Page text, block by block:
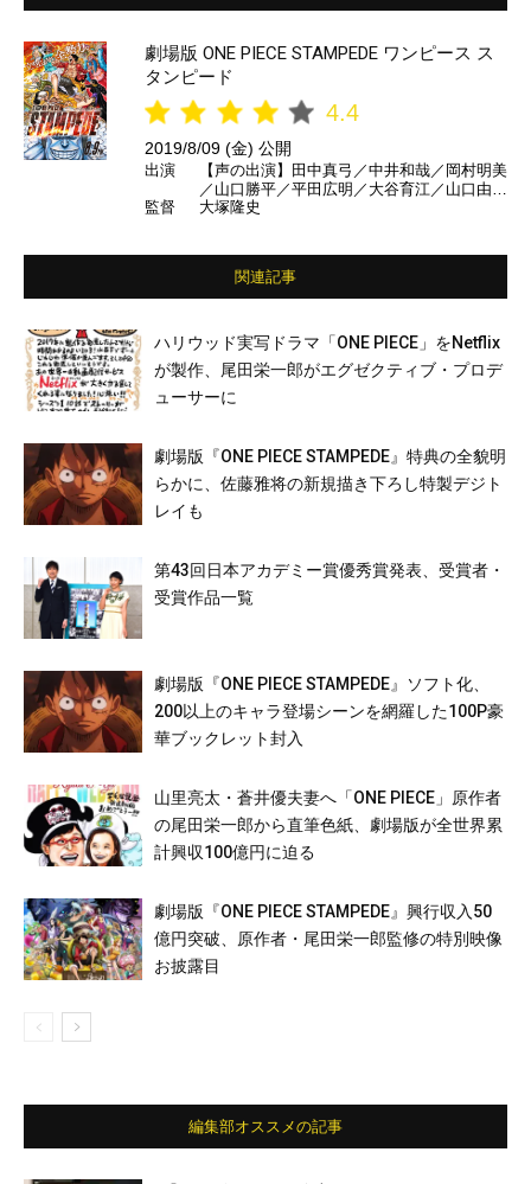
劇場版 ONE PIECE STAMPEDE ワンピース ス
タンピード
4.4
2019/8/09 (金) 公開
出演
【声の出演】田中真弓／中井和哉／岡村明美
／山口勝平／平田広明／大谷育江／山口由里
子／矢尾一樹／チョー／磯部勉／ユースケ・
／ぺけたん／ダーマ／ザカオ／ロン・モンロ
監督 大塚隆史
関連記事
ハリウッド実写ドラマ「ONE PIECE」をNetflix
が製作、尾田栄一郎がエグゼクティブ・プロデ
ューサーに
劇場版『ONE PIECE STAMPEDE』特典の全貌明
らかに、佐藤雅将の新規描き下ろし特製デジト
レイも
第43回日本アカデミー賞優秀賞発表、受賞者・
受賞作品一覧
劇場版『ONE PIECE STAMPEDE』ソフト化、
200以上のキャラ登場シーンを網羅した100P豪
華ブックレット封入
山里亮太・蒼井優夫妻へ「ONE PIECE」原作者
の尾田栄一郎から直筆色紙、劇場版が全世界累
計興収100億円に迫る
劇場版『ONE PIECE STAMPEDE』興行収入50
億円突破、原作者・尾田栄一郎監修の特別映像
お披露目
編集部オススメの記事